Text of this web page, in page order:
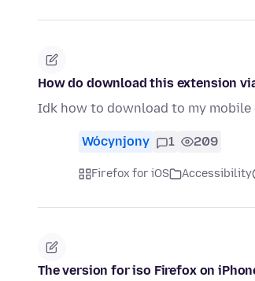
How do download this extension
Idk how to download to my mobile
Wócynjony 1 209
Firefox for iOS Accessibility
The version for iso Firefox on